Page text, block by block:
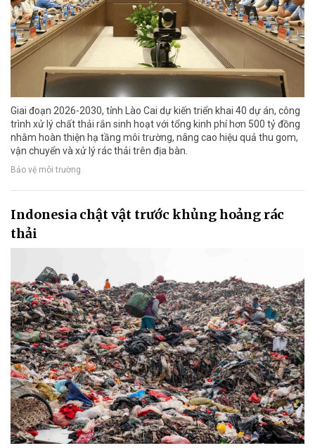
Giai đoạn 2026-2030, tỉnh Lào Cai dự kiến triển khai 40 dự án, công
trình xử lý chất thải rắn sinh hoạt với tổng kinh phí hơn 500 tỷ đồng
nhằm hoàn thiện hạ tầng môi trường, nâng cao hiệu quả thu gom,
vận chuyển và xử lý rác thải trên địa bàn.
Bảo vệ môi trường
Indonesia chật vật trước khủng hoảng rác
thải